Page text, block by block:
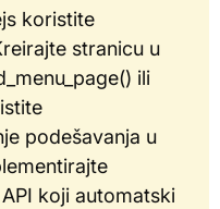
koristite
stranicu u
ili
podešavanja u
koji automatski